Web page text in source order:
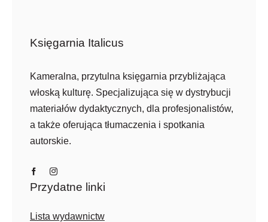
Księgarnia Italicus
Kameralna, przytulna księgarnia przybliżająca
włoską kulturę. Specjalizująca się w dystrybucji
materiałów dydaktycznych, dla profesjonalistów,
a także oferująca tłumaczenia i spotkania
autorskie.
Przydatne linki
Lista wydawnictw